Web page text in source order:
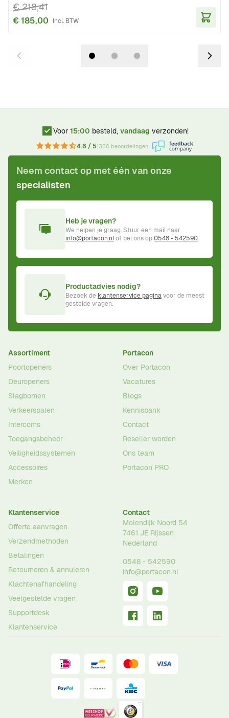
€ 185,00
€ 218,41
Voor 15:00 besteld, vandaag verzonden!
4.6 / 51350 beoordelingen
Neem contact op met één van onze
specialisten
Heb je vragen?
We helpen je graag. Stuur een mail naar
info@portacon.nlof bel ons op0548 - 542590.
Productadvies nodig?
Bezoek de klantenservice paginavoor de meest
gestelde vragen.
Assortiment
Poortopeners
Deuropeners
Slagbomen
Verkeerspalen
Intercoms
Toegangsbeheer
Veiligheidssystemen
Accessoires
Merken
Portacon
Over Portacon
Vacatures
Blogs
Kennisbank
Contact
Reseller worden
Ons team
Portacon PRO
Klantenservice
Offerte aanvragen
Verzendmethoden
Betalingen
Retourneren & annuleren
Klachtenafhandeling
Veelgestelde vragen
Supportdesk
Klantenservice
Contact
Molendijk Noord 54
7461 JE Rijssen
Nederland
0548 - 542590
info@portacon.nl